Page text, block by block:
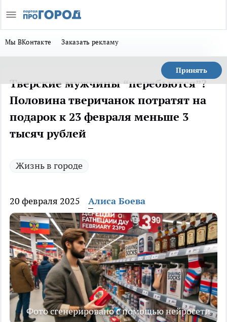
Мы ВКонтакте Заказать рекламу
Принять
Тверские мужчины “перебьются”?
Половина тверичанок потратят на
подарок к 23 февраля меньше 3
тысяч рублей
Жизнь в городе
20 февраля 2025 Алиса Боева
Фото сгенерировано с помощью нейросети